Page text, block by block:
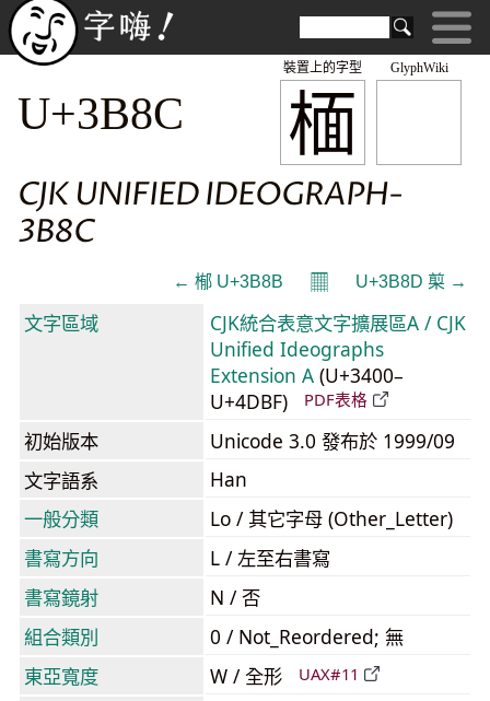
GlyphWiki
㮌
裝置上的字型
U+3B8C
CJK UNIFIED IDEOGRAPH-
3B8C
← 㮋 U+3B8B 𝄜 U+3B8D 㮍 →
文字區域
CJK統合表意文字擴展區A / CJK
Unified Ideographs
Extension A (U+3400–
U+4DBF)
PDF表格
初始版本
Unicode 3.0 發布於 1999/09
文字語系
Han
一般分類
Lo / 其它字母 (Other_Letter)
書寫方向
L / 左至右書寫
書寫鏡射
N / 否
組合類別
0 / Not_Reordered; 無
東亞寬度
W / 全形 UAX#11